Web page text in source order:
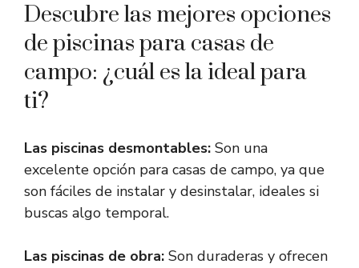
Descubre las mejores opciones
de piscinas para casas de
campo: ¿cuál es la ideal para
ti?
Las piscinas desmontables: Son una
excelente opción para casas de campo, ya que
son fáciles de instalar y desinstalar, ideales si
buscas algo temporal.
Las piscinas de obra: Son duraderas y ofrecen